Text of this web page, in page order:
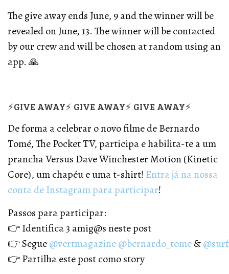
The give away ends June, 9 and the winner will be
revealed on June, 13. The winner will be contacted
by our crew and will be chosen at random using an
app. 🙏
⚡GIVE AWAY⚡ GIVE AWAY⚡ GIVE AWAY⚡
De forma a celebrar o novo filme de Bernardo
Tomé, The Pocket TV, participa e habilita-te a um
prancha Versus Dave Winchester Motion (Kinetic
Core), um chapéu e uma t-shirt! Entra já na nossa
conta de Instagram para participar!
Passos para participar:
👉 Identifica 3 amig@s neste post
👉 Segue@vertmagazine@bernardo_tome&
👉 Partilha este post como story